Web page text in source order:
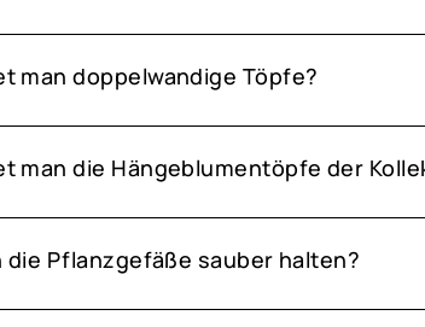
man doppelwandige Töpfe?
man die Hängeblumentöpfe der
die Pflanzgefäße sauber halten?